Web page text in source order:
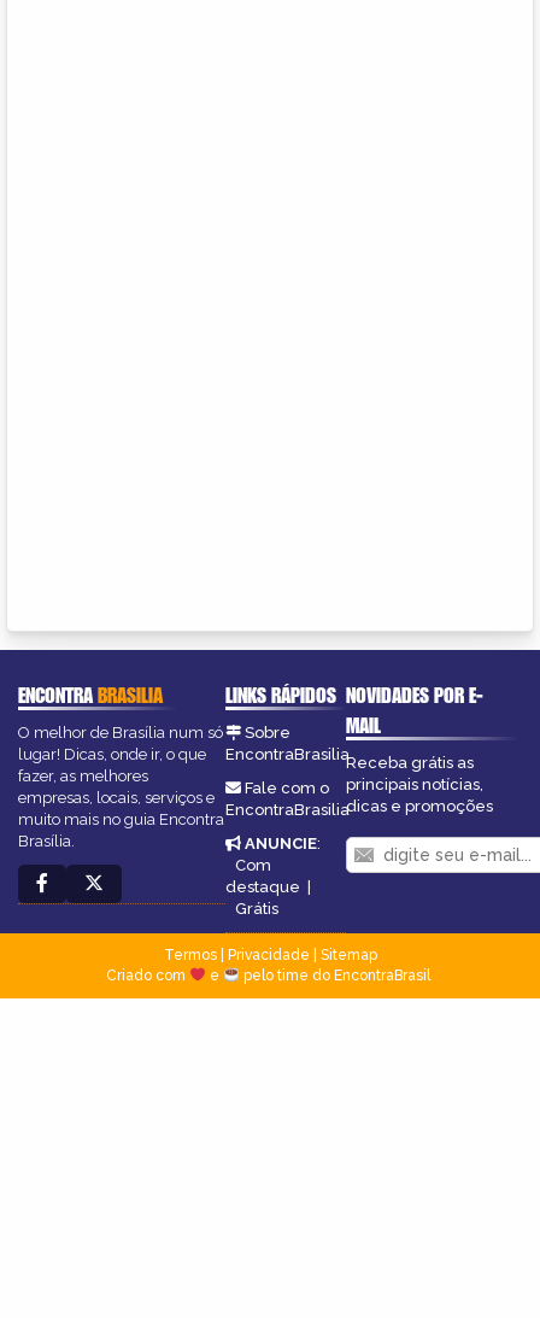
ENCONTRABRASILIA
O melhor de Brasília num só
lugar! Dicas, onde ir, o que
fazer, as melhores
empresas, locais, serviços e
muito mais no guia Encontra
Brasília.
LINKS RÁPIDOS
Sobre
EncontraBrasilia
Fale com o
EncontraBrasilia
ANUNCIE:
Com
destaque |
Grátis
NOVIDADES POR E-
MAIL
Receba grátis as
principais notícias,
dicas e promoções
Termos| Privacidade
Sitemap
Criado com
e pelo time do EncontraBrasil